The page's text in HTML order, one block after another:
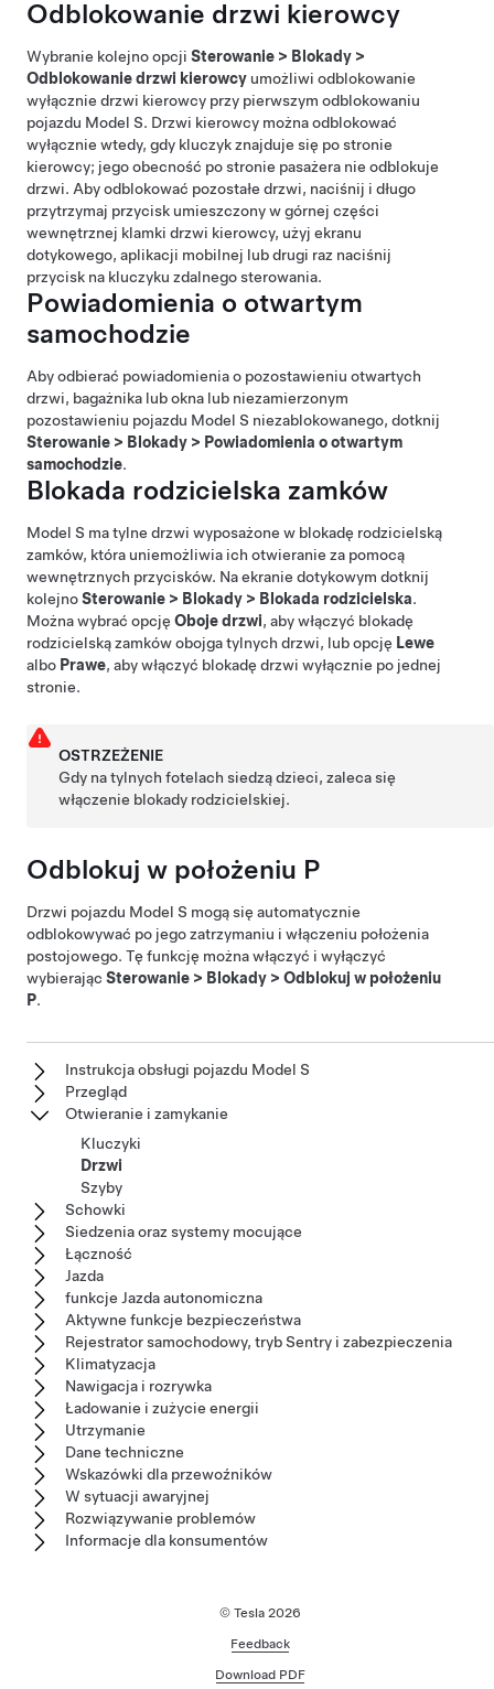
Odblokowanie drzwi kierowcy
Wybranie kolejno opcji Sterowanie > Blokady >
Odblokowanie drzwi kierowcy umożliwi odblokowanie
wyłącznie drzwi kierowcy przy pierwszym odblokowaniu
pojazdu Model S. Drzwi kierowcy można odblokować
wyłącznie wtedy, gdy kluczyk znajduje się po stronie
kierowcy; jego obecność po stronie pasażera nie odblokuje
drzwi. Aby odblokować pozostałe drzwi, naciśnij i długo
przytrzymaj przycisk umieszczony w górnej części
wewnętrznej klamki drzwi kierowcy, użyj ekranu
dotykowego, aplikacji mobilnej lub drugi raz naciśnij
przycisk na kluczyku zdalnego sterowania.
Powiadomienia o otwartym
samochodzie
Aby odbierać powiadomienia o pozostawieniu otwartych
drzwi, bagażnika lub okna lub niezamierzonym
pozostawieniu pojazdu Model S niezablokowanego, dotknij
Sterowanie > Blokady > Powiadomienia o otwartym
samochodzie.
Blokada rodzicielska zamków
Model S ma tylne drzwi wyposażone w blokadę rodzicielską
zamków, która uniemożliwia ich otwieranie za pomocą
wewnętrznych przycisków. Na ekranie dotykowym dotknij
kolejnoSterowanie > Blokady > Blokada rodzicielska.
Można wybrać opcję Oboje drzwi, aby włączyć blokadę
rodzicielską zamków obojga tylnych drzwi, lub opcję Lewe
albo Prawe, aby włączyć blokadę drzwi wyłącznie po jednej
stronie.
OSTRZEŻENIE
Gdy na tylnych fotelach siedzą dzieci, zaleca się
włączenie blokady rodzicielskiej.
Odblokuj w położeniu P
Drzwi pojazdu Model S mogą się automatycznie
odblokowywać po jego zatrzymaniu i włączeniu położenia
postojowego. Tę funkcję można włączyć i wyłączyć
wybierając Sterowanie > Blokady > Odblokuj w położeniu
P.
Instrukcja obsługi pojazdu Model S
Przegląd
Otwieranie i zamykanie
Kluczyki
Drzwi
Szyby
Schowki
Siedzenia oraz systemy mocujące
Łączność
Jazda
funkcje Jazda autonomiczna
Aktywne funkcje bezpieczeństwa
Rejestrator samochodowy, tryb Sentry i zabezpieczenia
Klimatyzacja
Nawigacja i rozrywka
Ładowanie i zużycie energii
Utrzymanie
Dane techniczne
Wskazówki dla przewoźników
W sytuacji awaryjnej
Rozwiązywanie problemów
Informacje dla konsumentów
© Tesla 2026
Feedback
Download PDF